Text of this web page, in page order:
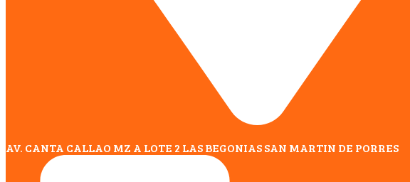
AV. CANTA CALLAO MZ A LOTE 2 LAS BEGONIAS SAN MARTIN DE PORRES